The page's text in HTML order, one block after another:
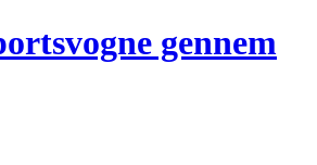
gennem